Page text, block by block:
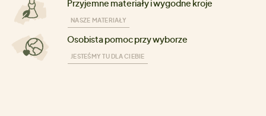
Przyjemne materiały i wygodne kroje
NASZE MATERIAŁY
Osobista pomoc przy wyborze
JESTEŚMY TU DLA CIEBIE